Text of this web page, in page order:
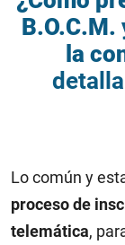
B.O.C.M.
la
Lo común y
proceso de
telemática,